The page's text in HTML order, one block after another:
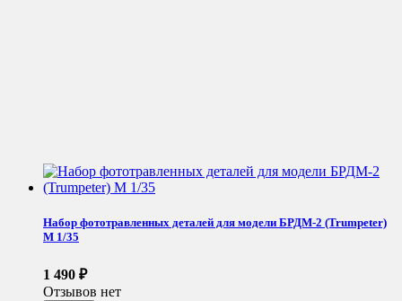
Набор фототравленных деталей для модели БРДМ-2 (Trumpeter)
М 1/35
1 490 ₽
Отзывов нет